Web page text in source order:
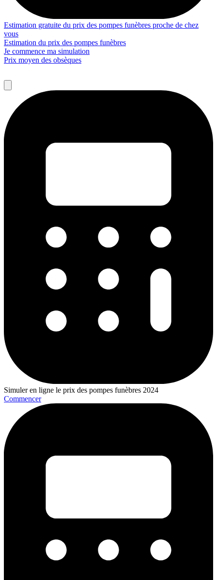
Estimation gratuite du prix des pompes funèbres proche de chez
vous
Estimation du prix des pompes funèbres
Je commence ma simulation
Prix moyen des obsèques
Simuler en ligne le prix des pompes funèbres 2024
Commencer